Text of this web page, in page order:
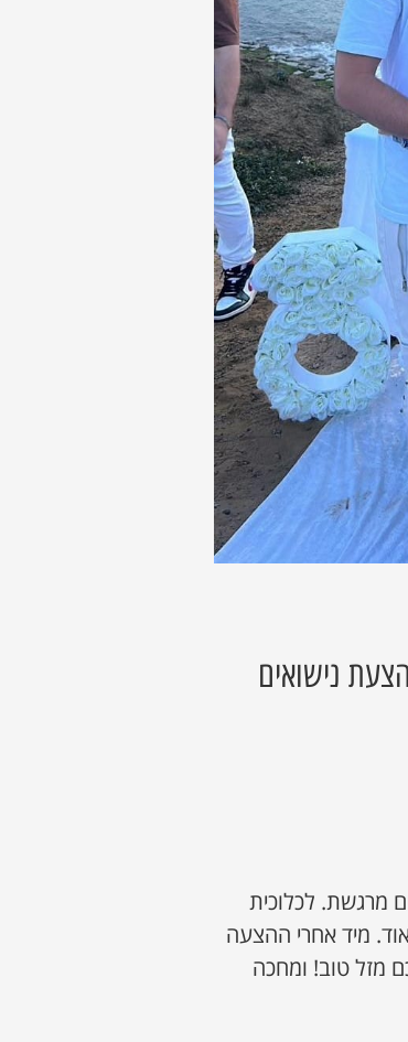
נישואים
מרגשת. לכלוכית
מיד אחרי ההצעה
מזל טוב! ומחכה